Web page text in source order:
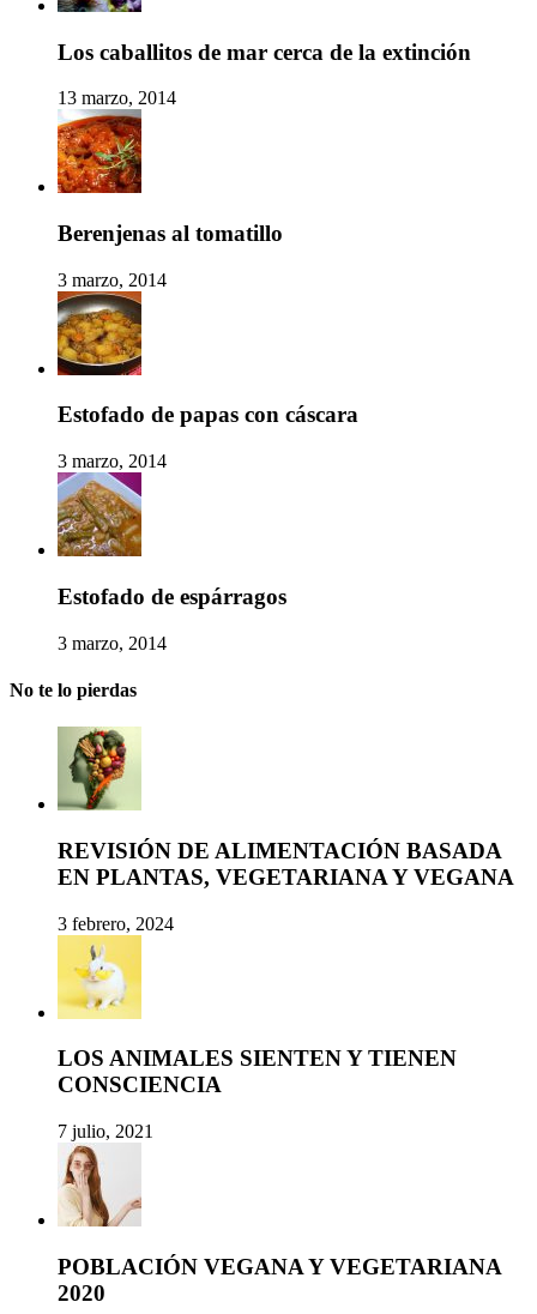
Los caballitos de mar cerca de la extinción
13 marzo, 2014
Berenjenas al tomatillo
3 marzo, 2014
Estofado de papas con cáscara
3 marzo, 2014
Estofado de espárragos
3 marzo, 2014
No te lo pierdas
REVISIÓN DE ALIMENTACIÓN BASADA
EN PLANTAS, VEGETARIANA Y VEGANA
3 febrero, 2024
LOS ANIMALES SIENTEN Y TIENEN
CONSCIENCIA
7 julio, 2021
POBLACIÓN VEGANA Y VEGETARIANA
2020